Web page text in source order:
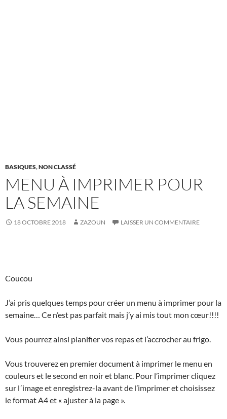
BASIQUES,NON CLASSÉ
MENU À IMPRIMER POUR
LA SEMAINE
18 OCTOBRE 2018 ZAZOUN LAISSER UN COMMENTAIRE
Coucou
J’ai pris quelques temps pour créer un menu à imprimer pour la
semaine… Ce n’est pas parfait mais j’y ai mis tout mon cœur!!!!
Vous pourrez ainsi planifier vos repas et l’accrocher au frigo.
Vous trouverez en premier document à imprimer le menu en
couleurs et le second en noir et blanc. Pour l’imprimer cliquez
sur l´image et enregistrez-la avant de l’imprimer et choisissez
le format A4 et « ajuster à la page ».